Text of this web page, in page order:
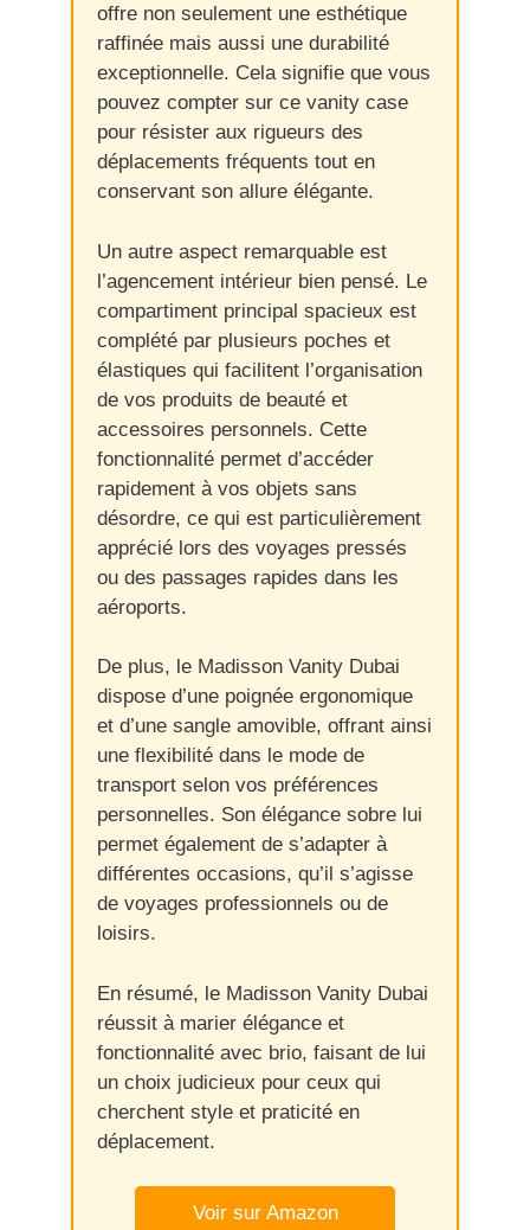
offre non seulement une esthétique
raffinée mais aussi une durabilité
exceptionnelle. Cela signifie que vous
pouvez compter sur ce vanity case
pour résister aux rigueurs des
déplacements fréquents tout en
conservant son allure élégante.
Un autre aspect remarquable est
l’agencement intérieur bien pensé. Le
compartiment principal spacieux est
complété par plusieurs poches et
élastiques qui facilitent l’organisation
de vos produits de beauté et
accessoires personnels. Cette
fonctionnalité permet d’accéder
rapidement à vos objets sans
désordre, ce qui est particulièrement
apprécié lors des voyages pressés
ou des passages rapides dans les
aéroports.
De plus, le Madisson Vanity Dubai
dispose d’une poignée ergonomique
et d’une sangle amovible, offrant ainsi
une flexibilité dans le mode de
transport selon vos préférences
personnelles. Son élégance sobre lui
permet également de s’adapter à
différentes occasions, qu’il s’agisse
de voyages professionnels ou de
loisirs.
En résumé, le Madisson Vanity Dubai
réussit à marier élégance et
fonctionnalité avec brio, faisant de lui
un choix judicieux pour ceux qui
cherchent style et praticité en
déplacement.
Voir sur Amazon